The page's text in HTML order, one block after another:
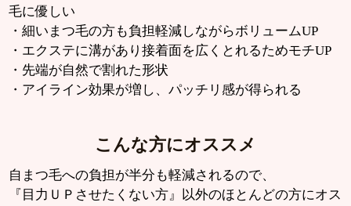
毛に優しい
・細いまつ毛の方も負担軽減しながらボリュームUP
・エクステに溝があり接着面を広くとれるためモチUP
・先端が自然で割れた形状
・アイライン効果が増し、パッチリ感が得られる
こんな方にオススメ
自まつ毛への負担が半分も軽減されるので、
『目力ＵＰさせたくない方』以外のほとんどの方にオス